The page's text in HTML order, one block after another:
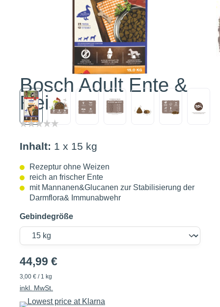
Bosch Adult Ente &
Reis
Inhalt: 1 x 15 kg
Rezeptur ohne Weizen
reich an frischer Ente
mit Mannanen&Glucanen zur Stabilisierung der
Darmflora& Immunabwehr
Gebindegröße
44,99 €
3,00 € / 1 kg
inkl. MwSt.